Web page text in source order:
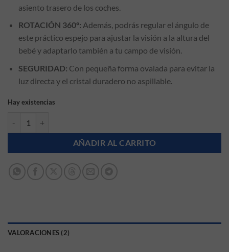
asiento trasero de los coches.
ROTACIÓN 360º: Además, podrás regular el ángulo de
este práctico espejo para ajustar la visión a la altura del
bebé y adaptarlo también a tu campo de visión.
SEGURIDAD: Con pequeña forma ovalada para evitar la
luz directa y el cristal duradero no aspillable.
Hay existencias
AÑADIR AL CARRITO
VALORACIONES (2)